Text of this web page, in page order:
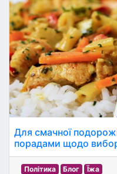
Для смачної
порадами щодо
Політика Блог Їжа